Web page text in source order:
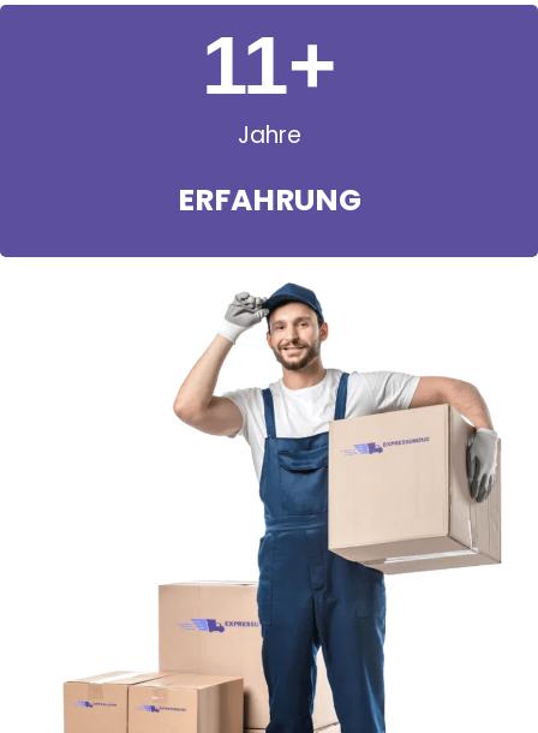
Jahre
ERFAHRUNG
11+